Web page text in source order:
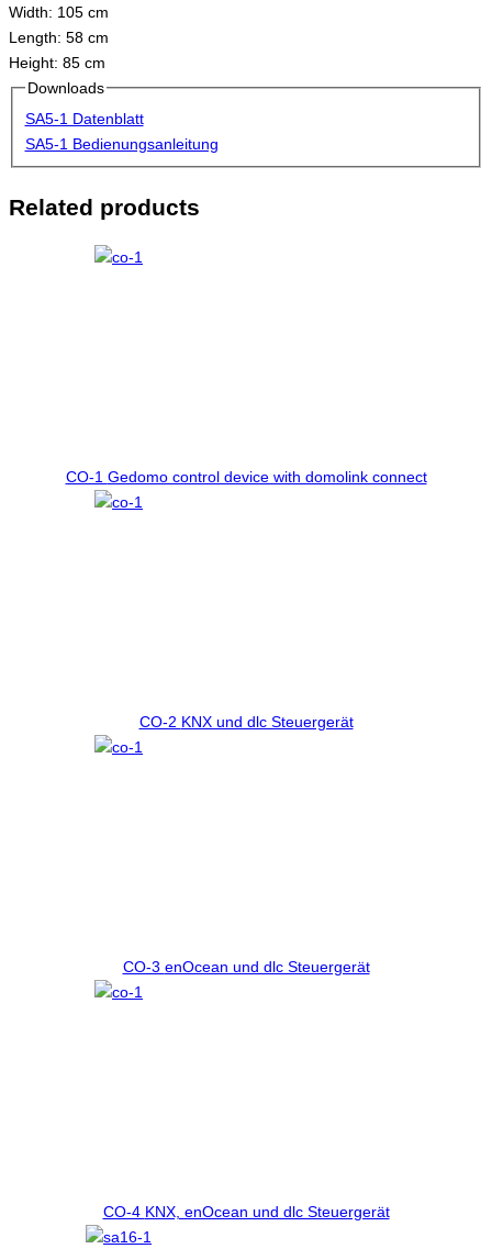
Width: 105 cm
Length: 58 cm
Height: 85 cm
Downloads
SA5-1 Datenblatt
SA5-1 Bedienungsanleitung
Related products
CO-1 Gedomo control device with domolink connect
CO-2 KNX und dlc Steuergerät
CO-3 enOcean und dlc Steuergerät
CO-4 KNX, enOcean und dlc Steuergerät